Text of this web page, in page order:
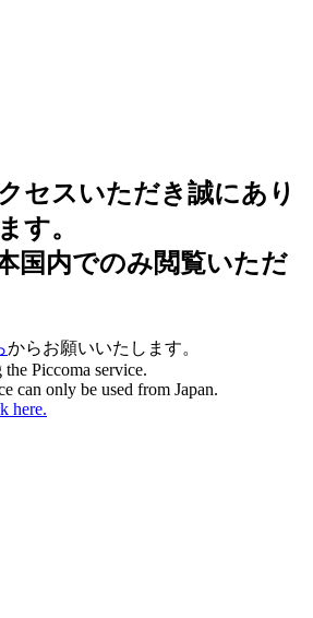
セスいただき誠にあり
す。
国内でのみ閲覧いただ
からお願いいたします。
Piccoma service.
can only be used from Japan.
here.